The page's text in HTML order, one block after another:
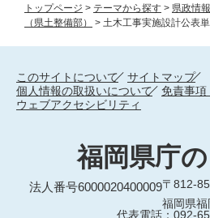
トップページ > テーマから探す > 県政情報
（県土整備部）
> 土木工事実施設計公表
このサイトについて
サイトマップ
個人情報の取扱いについて
免責事項
ウェブアクセシビリティ
福岡県庁
法人番号6000020400009〒812-
福岡県
代表電話：092-